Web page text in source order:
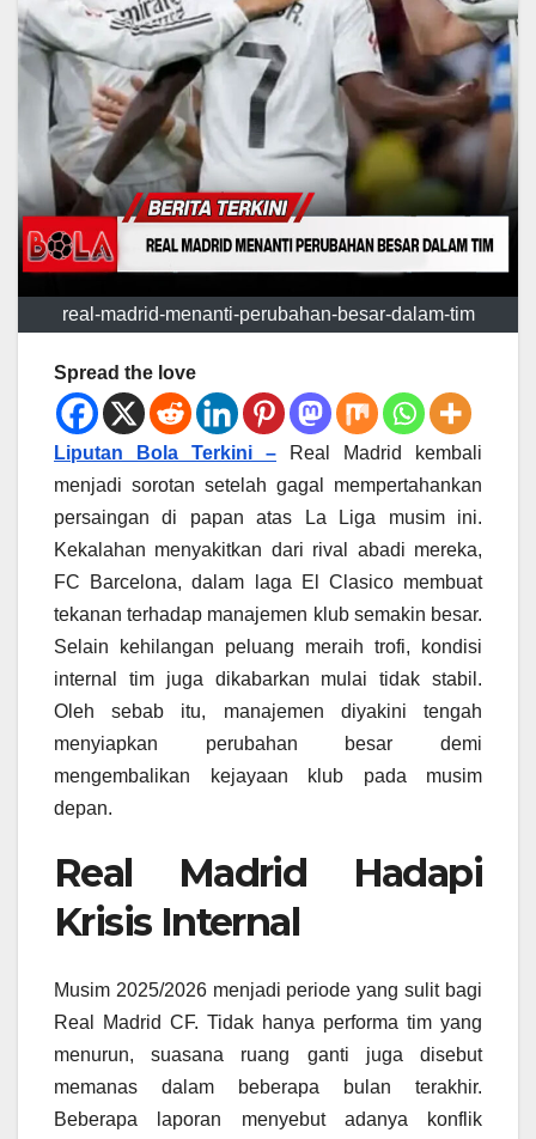
real-madrid-menanti-perubahan-besar-dalam-tim
Spread the love
Liputan Bola Terkini – Real Madrid kembali
menjadi sorotan setelah gagal mempertahankan
persaingan di papan atas La Liga musim ini.
Kekalahan menyakitkan dari rival abadi mereka,
FC Barcelona, dalam laga El Clasico membuat
tekanan terhadap manajemen klub semakin besar.
Selain kehilangan peluang meraih trofi, kondisi
internal tim juga dikabarkan mulai tidak stabil.
Oleh sebab itu, manajemen diyakini tengah
menyiapkan perubahan besar demi
mengembalikan kejayaan klub pada musim
depan.
Real Madrid Hadapi
Krisis Internal
Musim 2025/2026 menjadi periode yang sulit bagi
Real Madrid CF. Tidak hanya performa tim yang
menurun, suasana ruang ganti juga disebut
memanas dalam beberapa bulan terakhir.
Beberapa laporan menyebut adanya konflik